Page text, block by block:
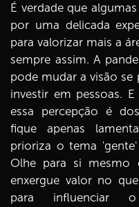
É verdade que
por uma delicada
para valorizar mais a
sempre assim. A
pode mudar a visão
investir em pessoas.
essa percepção é
fique apenas
prioriza o tema
Olhe para si mesmo
enxergue valor no
para influenciar